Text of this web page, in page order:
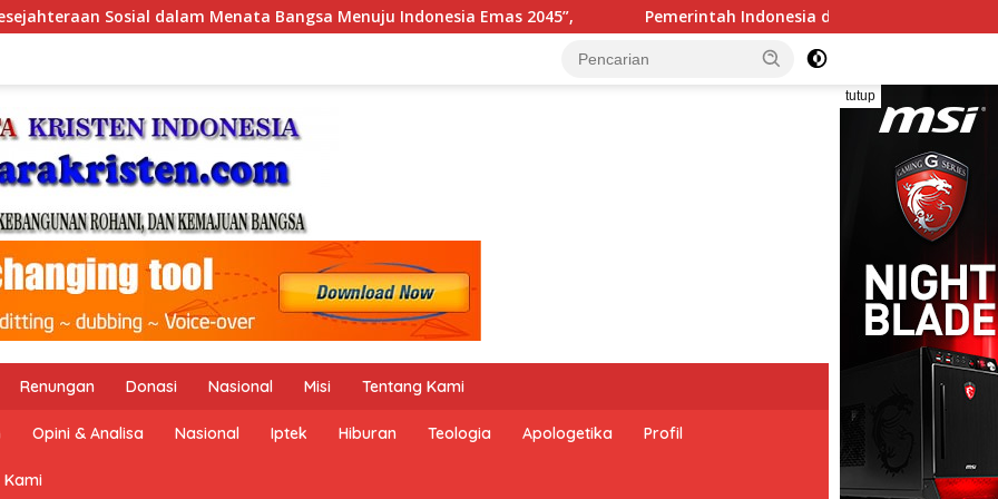
Indonesia Emas 2045”, Pemerintah Indonesia dan Perserikatan Bangsa-Bangsa Peringati Hari Dunia Anti
tutup
Renungan Donasi Nasional Misi Tentang Kami
Opini & Analisa Nasional Iptek Hiburan Teologia Apologetika Profil
Kami